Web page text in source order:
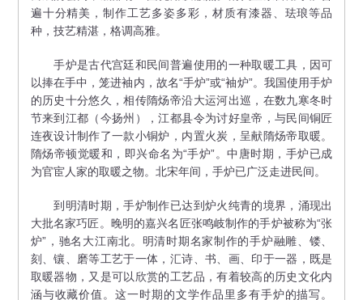
遍十分精美，制作工艺多姿多彩，材质有漆器、珐琅等品
种，技艺精湛，格调高雅。
手炉是古代宫廷和民间普遍使用的一种取暖工具，因可
以捧在手中，笼进袖内，故名“手炉”或“袖炉”。我国使用手炉
的历史十分悠久，相传隋炀帝沿大运河出巡，在数九寒冬时
节来到江都（今扬州），江都县令为讨好皇帝，与民间铜匠
连夜设计制作了一款小铜炉，内置火炭，呈献隋炀帝取暖。
隋炀帝顿觉暖和，即兴命名为“手炉”。中唐时期，手炉已成
为官宦人家的取暖之物。北宋年间，手炉已广泛走进民间。
到明清时期，手炉制作已达到炉火纯青的境界，涌现出
大批名家巧匠。晚明的嘉兴名匠张鸣岐制作的手炉被称为“张
炉”，驰名大江南北。明清时期名家制作的手炉融雕、镂、
刻、镶、磨等工艺于一体，汇诗、书、画、印于一器，既是
取暖器物，又是可以欣赏的工艺品，有着较高的历史文化内
涵与收藏价值。这一时期的文学作品里多有手炉的描写。